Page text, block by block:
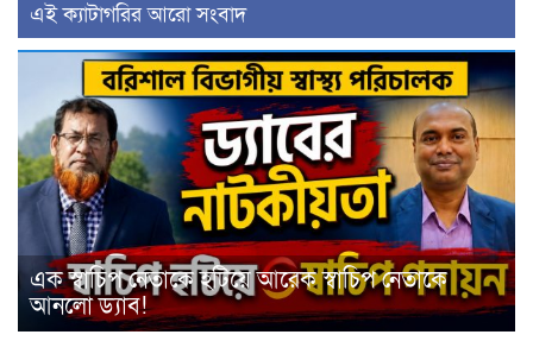
‍এই ক্যাটাগরির ‍আরো সংবাদ
এক স্বাচিপ নেতাকে হটিয়ে আরেক স্বাচিপ নেতাকে
আনলো ড্যাব!